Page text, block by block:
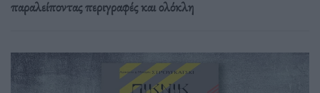
παραλείποντας περιγραφές και ολόκλη